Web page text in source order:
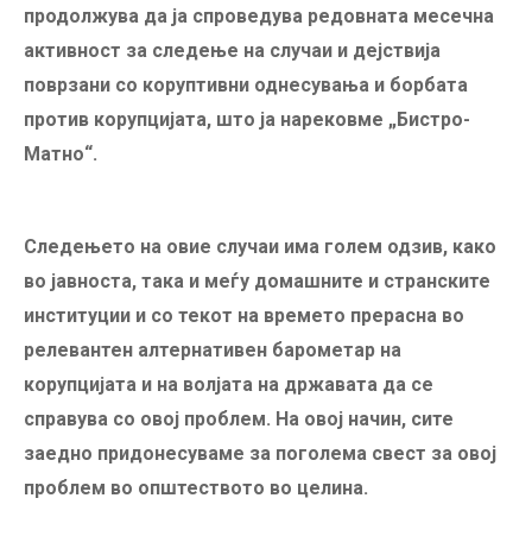
продолжува да ја спроведува редовната месечна
активност за следење на случаи и дејствија
поврзани со коруптивни однесувања и борбата
против корупцијата, што ја нарековме „Бистро-
Матно“.
Следењето на овие случаи има голем одзив, како
во јавноста, така и меѓу домашните и странските
институции и со текот на времето прерасна во
релевантен алтернативен барометар на
корупцијата и на волјата на државата да се
справува со овој проблем. На овој начин, сите
заедно придонесуваме за поголема свест за овој
проблем во општеството во целина.